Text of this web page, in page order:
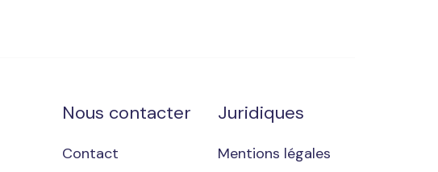
Nous contacter
Contact
Juridiques
Mentions légales